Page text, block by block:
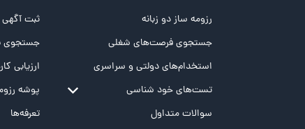
رزومه ساز دو زبانه
جستجوی فرصت‌های شغلی
استخدام‌های دولتی و سراسری
تست‌های خود شناسی
تست MBTI
سوالات متداول
ثبت
جستجوی
ارزیابی
پوشه‌‌
تعرفه‌ها